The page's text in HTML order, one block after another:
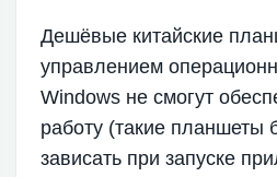
Дешёвые китайские
управлением
Windows не смогут
работу (такие планшеты
зависать при запуске